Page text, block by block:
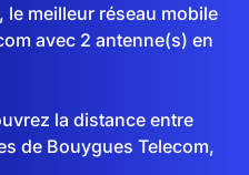
meilleur réseau mobile
avec 2 antenne(s) en
la distance entre
de Bouygues Telecom,